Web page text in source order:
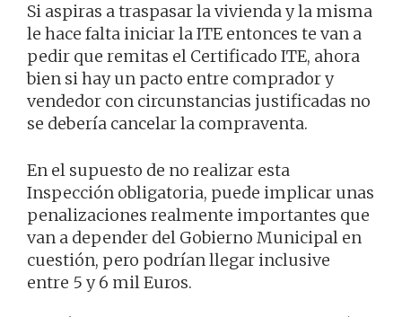
Si aspiras a traspasar la vivienda y la misma
le hace falta iniciar la ITE entonces te van a
pedir que remitas el Certificado ITE, ahora
bien si hay un pacto entre comprador y
vendedor con circunstancias justificadas no
se debería cancelar la compraventa.
En el supuesto de no realizar esta
Inspección obligatoria, puede implicar unas
penalizaciones realmente importantes que
van a depender del Gobierno Municipal en
cuestión, pero podrían llegar inclusive
entre 5 y 6 mil Euros.